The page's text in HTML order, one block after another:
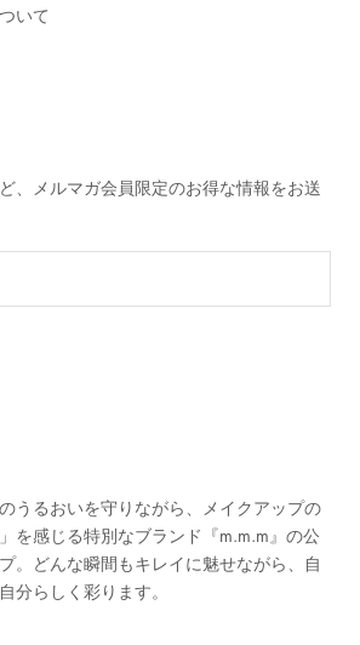
いて
、メルマガ会員限定のお得な情報をお送
うるおいを守りながら、メイクアップの
を感じる特別なブランド『m.m.m』の公
。どんな瞬間もキレイに魅せながら、自
分らしく彩ります。